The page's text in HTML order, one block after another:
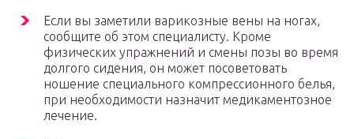
Если вы заметили варикозные вены на ногах,
сообщите об этом специалисту. Кроме
физических упражнений и смены позы во время
долгого сидения, он может посоветовать
ношение специального компрессионного белья,
при необходимости назначит медикаментозное
лечение.